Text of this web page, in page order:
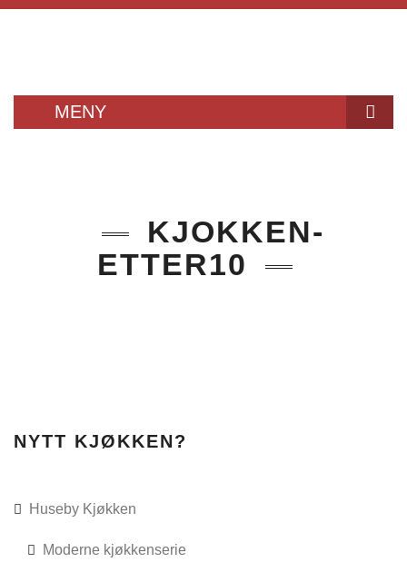
MENY
KJØKKENMONTERING
– BESTILL KATALOG
BENKEPLATER
KJOKKEN-
ETTER10
NYTT KJØKKEN?
Huseby Kjøkken
Moderne kjøkkenserie